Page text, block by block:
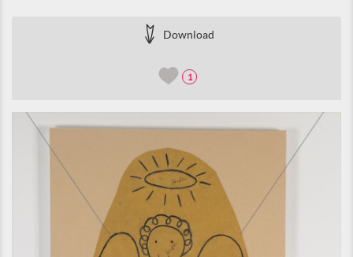
Download
1